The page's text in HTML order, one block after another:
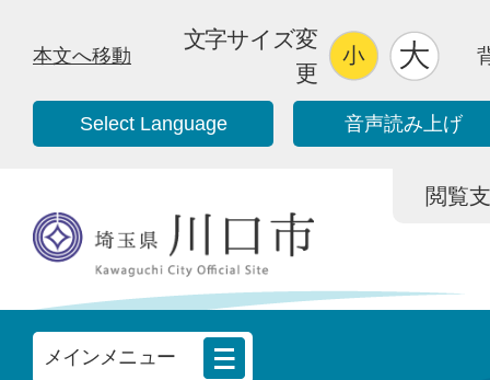
本文へ移動
文字サイズ変
更
Select Language 音声読み上げ
閲覧
メインメニュー